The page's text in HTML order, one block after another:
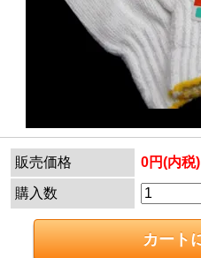
販売価格 0円(内税)
購入数